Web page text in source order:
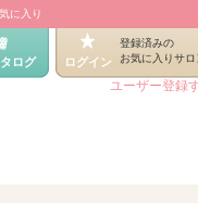
に入り
ログ ログイン
登録済みの
お気に入りサロ
ユーザー登録